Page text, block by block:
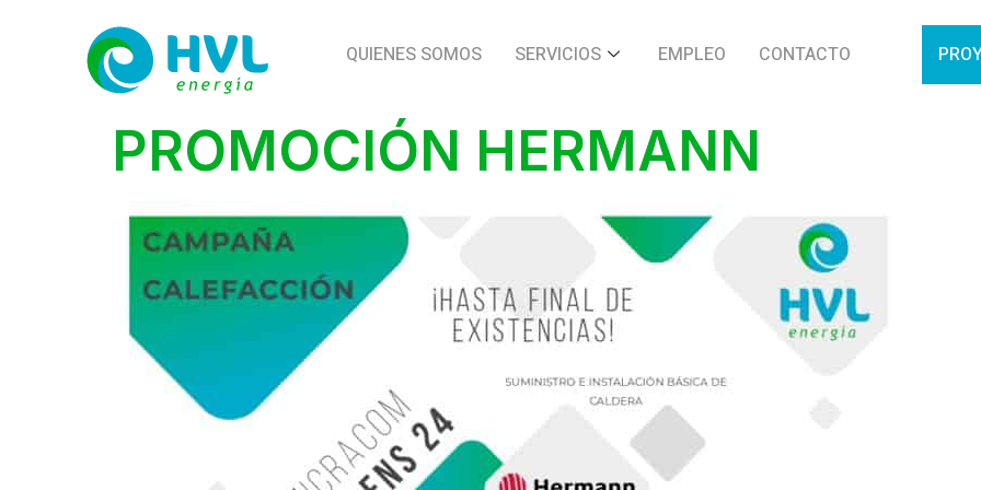
QUIENES SOMOS SERVICIOS EMPLEO CONTACTO
PROMOCIÓN HERMANN